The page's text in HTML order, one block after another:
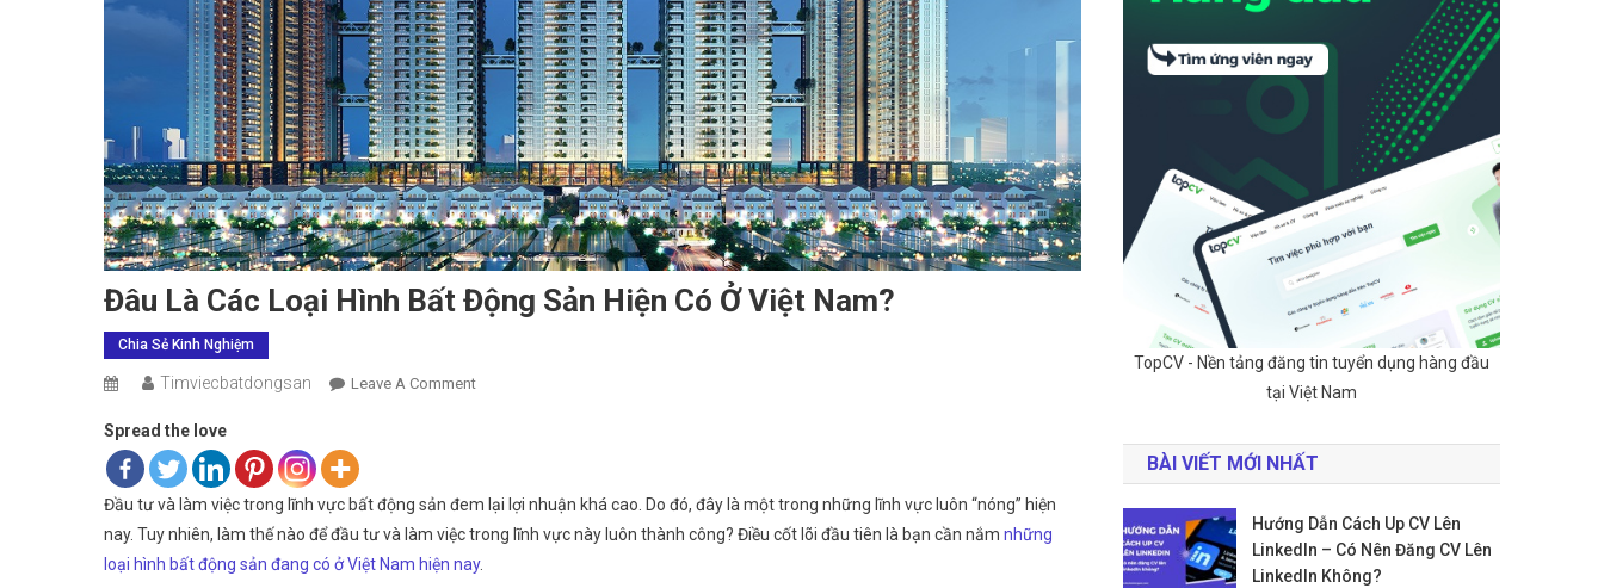
Đâu Là Các Loại Hình Bất Động Sản Hiện Có Ở Việt Nam?
Chia Sẻ Kinh Nghiệm
Timviecbatdongsan Leave A CommentOn
Hình
Động
Spread the love
Đầu tư và làm việc trong lĩnh vực bất động sản đem lại lợi nhuận khá cao. Do đó, đây là một trong những lĩnh vực luôn “nóng” hiện
nay. Tuy nhiên, làm thế nào để đầu tư và làm việc trong lĩnh vực này luôn thành công? Điều cốt lõi đầu tiên là bạn cần nắm những
loại hình bất động sản đang có ở Việt Nam hiện nay.
TopCV - Nền tảng đăng tin tuyển dụng hàng đầu
tại Việt Nam
BÀI VIẾT MỚI NHẤT
Hướng Dẫn Cách Up CV Lên
LinkedIn – Có Nên Đăng CV Lên
LinkedIn Không?